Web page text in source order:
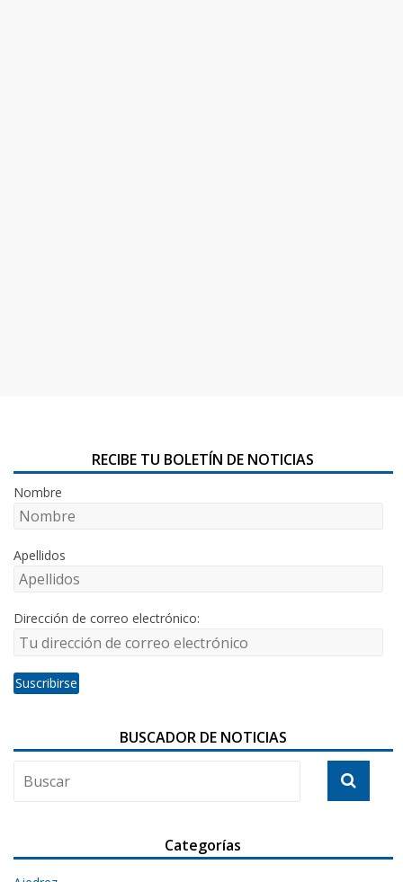
RECIBE TU BOLETÍN DE NOTICIAS
Nombre
Apellidos
Dirección de correo electrónico:
BUSCADOR DE NOTICIAS
Categorías